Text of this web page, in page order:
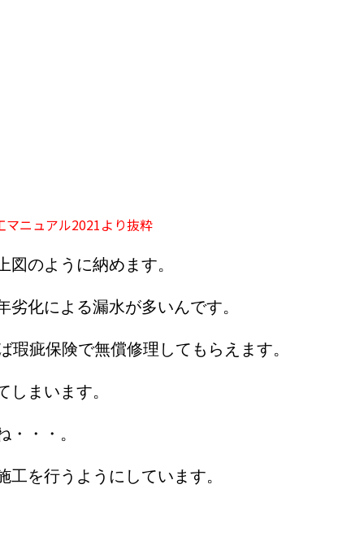
マニュアル2021より抜粋
のように納めます。
化による漏水が多いんです。
疵保険で無償修理してもらえます。
まいます。
・・。
を行うようにしています。